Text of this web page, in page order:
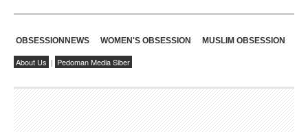
OBSESSIONNEWS WOMEN'S OBSESSION MUSLIM OBSESSION
About Us | Pedoman Media Siber